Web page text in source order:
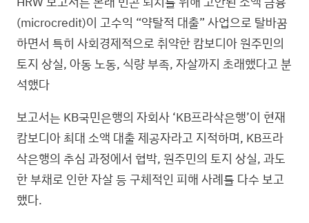
(microcredit)이 고수익 “약탈적 대출” 사업으로 탈바꿈
하면서 특히 사회경제적으로 취약한 캄보디아 원주민의
토지 상실, 아동 노동, 식량 부족, 자살까지 초래했다고 분
석했다
보고서는 KB국민은행의 자회사 ‘KB프라삭은행’이 현재
캄보디아 최대 소액 대출 제공자라고 지적하며, KB프라
삭은행의 추심 과정에서 협박, 원주민의 토지 상실, 과도
한 부채로 인한 자살 등 구체적인 피해 사례를 다수 보고
했다.